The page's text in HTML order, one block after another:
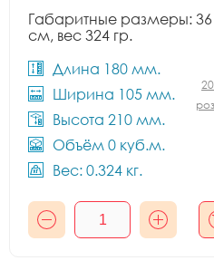
Габаритные размеры: 36
см, вес 324 гр.
Длина 180 мм.
Ширина 105 мм.
Высота 210 мм.
Объём 0 куб.м.
Вес: 0.324 кг.